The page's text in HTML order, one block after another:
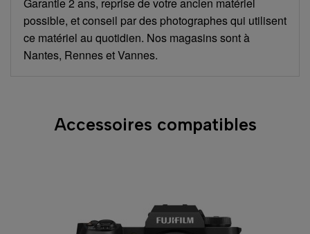
possible, et conseil par des photographes qui utilisent
ce matériel au quotidien. Nos magasins sont à
Nantes, Rennes et Vannes.
Accessoires compatibles